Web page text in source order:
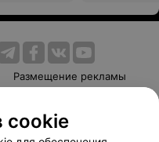
Размещение рекламы
Способы оплаты
cookie